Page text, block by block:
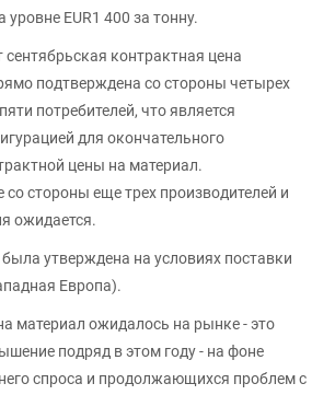
EUR1 400 за тонну.
контрактная цена
подтверждена со стороны четырех
потребителей, что является
для окончательного
цены на материал.
стороны еще трех производителей и
ожидается.
утверждена на условиях поставки
Европа).
материал ожидалось на рынке - это
подряд в этом году - на фоне
спроса и продолжающихся проблем с